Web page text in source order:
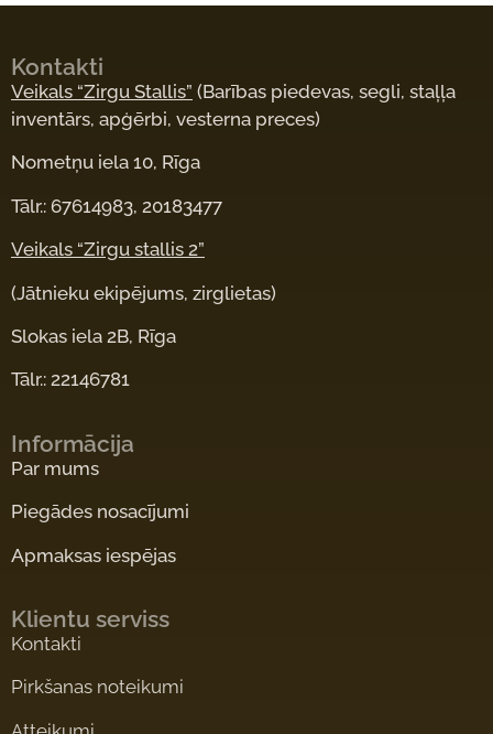
Kontakti
Veikals “Zirgu Stallis” (Barības piedevas, segli, staļļa
inventārs, apģērbi, vesterna preces)
Nometņu iela 10, Rīga
Tālr.: 67614983, 20183477
Veikals “Zirgu stallis 2”
(Jātnieku ekipējums, zirglietas)
Slokas iela 2B, Rīga
Tālr.: 22146781
Informācija
Par mums
Piegādes nosacījumi
Apmaksas iespējas
Klientu serviss
Kontakti
Pirkšanas noteikumi